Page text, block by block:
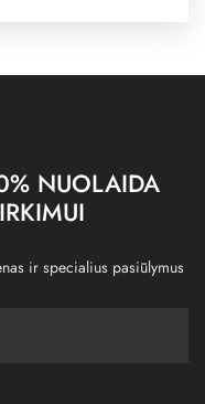
NUOLAIDA
ir specialius pasiūlymus